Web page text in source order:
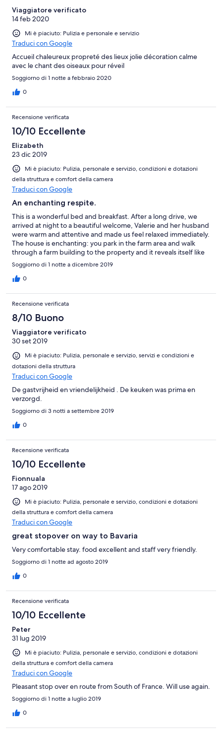
Viaggiatore verificato
14 feb 2020
Mi è piaciuto: Pulizia e personale e servizio
Traduci con Google
Accueil chaleureux propreté des lieux jolie décoration calme
avec le chant des oiseaux pour réveil
Soggiorno di 1 notte a febbraio 2020
0
Recensione verificata
10/10 Eccellente
Elizabeth
23 dic 2019
Mi è piaciuto: Pulizia, personale e servizio, condizioni e dotazioni
della struttura e comfort della camera
Traduci con Google
An enchanting respite.
This is a wonderful bed and breakfast. After a long drive, we
arrived at night to a beautiful welcome, Valerie and her husband
were warm and attentive and made us feel relaxed immediately.
The house is enchanting: you park in the farm area and walk
through a farm building to the property and it reveals itself like
magic, arising from manicured gardens and soft lighting. The
decor is charming and stylish and the food is delicious. Sourced
from home grown vegetables and local produce.
Soggiorno di 1 notte a dicembre 2019
0
Recensione verificata
8/10 Buono
Viaggiatore verificato
30 set 2019
Mi è piaciuto: Pulizia, personale e servizio, servizi e condizioni e
dotazioni della struttura
Traduci con Google
De gastvrijheid en vriendelijkheid . De keuken was prima en
verzorgd.
Soggiorno di 3 notti a settembre 2019
0
Recensione verificata
10/10 Eccellente
Fionnuala
17 ago 2019
Mi è piaciuto: Pulizia, personale e servizio, condizioni e dotazioni
della struttura e comfort della camera
Traduci con Google
great stopover on way to Bavaria
Very comfortable stay. food excellent and staff very friendly.
Soggiorno di 1 notte ad agosto 2019
0
Recensione verificata
10/10 Eccellente
Peter
31 lug 2019
Mi è piaciuto: Pulizia, personale e servizio, condizioni e dotazioni
della struttura e comfort della camera
Traduci con Google
Pleasant stop over en route from South of France. Will use again.
Soggiorno di 1 notte a luglio 2019
0